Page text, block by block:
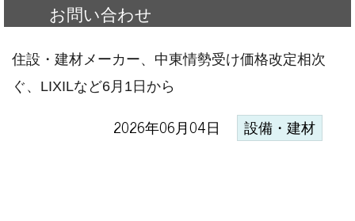
お問い合わせ
住設・建材メーカー、中東情勢受け価格改定相次
ぐ、LIXILなど6月1日から
2026年06月04日 設備・建材